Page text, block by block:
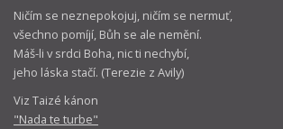
Ničím se neznepokojuj, ničím se nermuť,
všechno pomíjí, Bůh se ale nemění.
Máš-li v srdci Boha, nic ti nechybí,
jeho láska stačí. (Terezie z Avily)
Viz Taizé kánon
"Nada te turbe"